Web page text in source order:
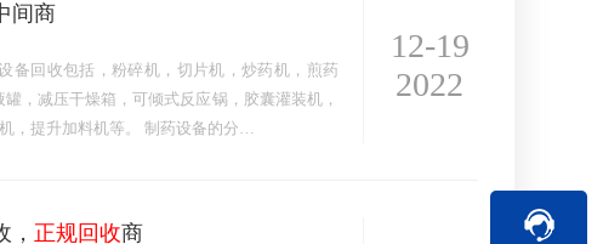
间商
备回收包括，粉碎机，切片机，炒药机，煎药
，减压干燥箱，可倾式反应锅，胶囊灌装机，
，提升加料机等。 制药设备的分…
12-19
2022
正规回收商